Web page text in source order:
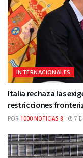
INTERNACIONALES
Italia rechaza las
restricciones
POR 1000 NOTICIAS 8 7